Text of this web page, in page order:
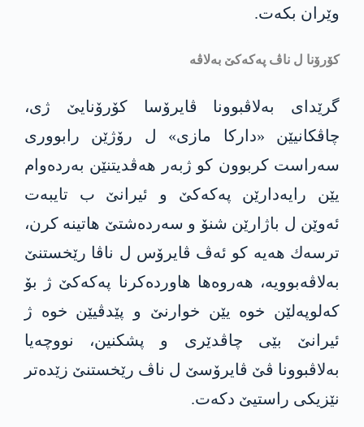
وێران بكه‌ت.
كۆرۆنا ل ناڤ په‌كه‌كێ به‌لاڤه‌
گرێدای به‌لاڤبوونا ڤایرۆسا كۆرۆنایێ ژی،
چاڤكانیێن «داركا مازی» ل رۆژێن رابووری
سه‌راست كربوون كو ژبه‌ر هه‌ڤدیتنێن به‌رده‌وام
یێن رایه‌دارێن په‌كه‌كێ و ئیرانێ ب تایبه‌ت
ئه‌وێن ل باژارێن شنۆ و سه‌رده‌شتێ هاتینه‌ كرن،
ترسه‌ك هه‌یه‌ كو ئه‌ڤ ڤایرۆس ل ناڤا رێخستنێ
به‌لاڤه‌بوویه‌، هه‌روه‌ها هاورده‌كرنا په‌كه‌كێ ژ بۆ
كه‌لوپه‌لێن خوه‌ یێن خوارنێ و پێدڤیێن خوه‌ ژ
ئیرانێ بێی چاڤدێری و پشكنین، نووچه‌یا
به‌لاڤبوونا ڤێ ڤایرۆسێ ل ناڤ رێخستنێ زێده‌تر
نێزیكی راستیێ دكه‌ت.